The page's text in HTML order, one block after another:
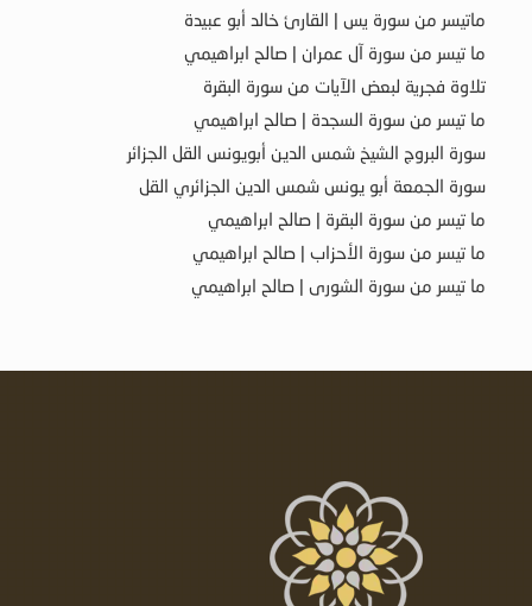
ماتيسر من سورة يس | القارئ خالد أبو عبيدة
ما تيسر من سورة آل عمران | صالح ابراهيمي
تلاوة فجرية لبعض الآيات من سورة البقرة
ما تيسر من سورة السجدة | صالح ابراهيمي
سورة البروج الشيخ شمس الدين أبويونس القل الجزائر
سورة الجمعة أبو يونس شمس الدين الجزائري القل
ما تيسر من سورة البقرة | صالح ابراهيمي
ما تيسر من سورة الأحزاب | صالح ابراهيمي
ما تيسر من سورة الشورى | صالح ابراهيمي